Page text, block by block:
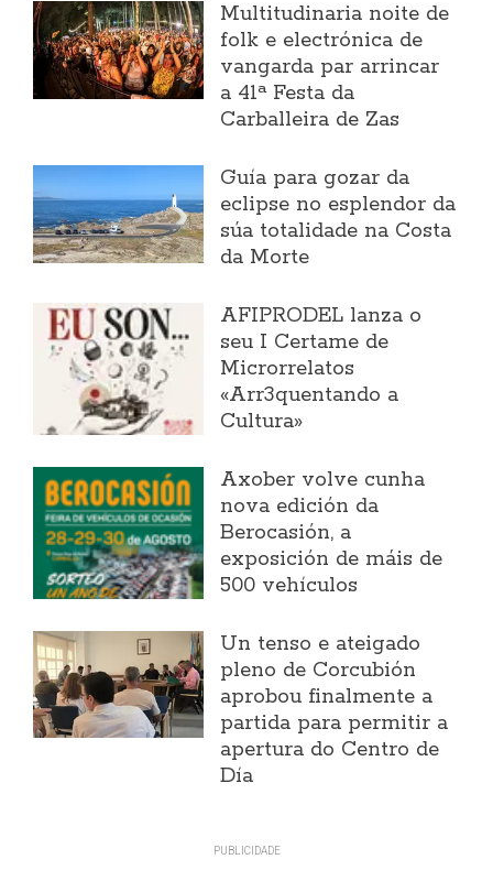
Multitudinaria noite de
folk e electrónica de
vangarda par arrincar
a 41ª Festa da
Carballeira de Zas
Guía para gozar da
eclipse no esplendor da
súa totalidade na Costa
da Morte
AFIPRODEL lanza o
seu I Certame de
Microrrelatos
«Arr3quentando a
Cultura»
Axober volve cunha
nova edición da
Berocasión, a
exposición de máis de
500 vehículos
Un tenso e ateigado
pleno de Corcubión
aprobou finalmente a
partida para permitir a
apertura do Centro de
Día